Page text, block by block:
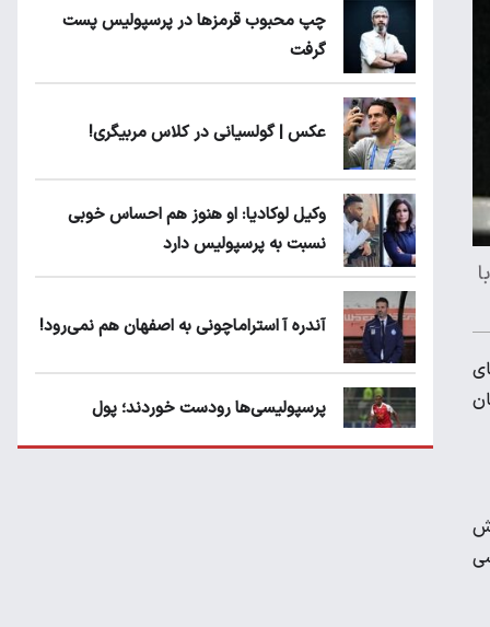
تیم های
و عیسی
چپ محبوب قرمزها در پرسپولیس پست
گرفت
عکس | گولسیانی در کلاس مربیگری!
وکیل لوکادیا: او هنوز هم احساس خوبی
نسبت به پرسپولیس دارد
آندره آ استراماچونی به اصفهان هم نمی‌رود!
پرسپولیسی‌ها رودست خوردند؛ پول